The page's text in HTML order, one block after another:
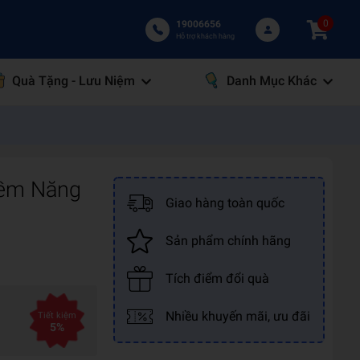
19006656
Hỗ trợ khách hàng
0
Quà Tặng - Lưu Niệm Danh Mục Khác
Năng
Tiết kiệm
5%
Giao hàng toàn quốc
Sản phẩm chính hãng
Tích điểm đổi quà
Nhiều khuyến mãi, ưu đãi